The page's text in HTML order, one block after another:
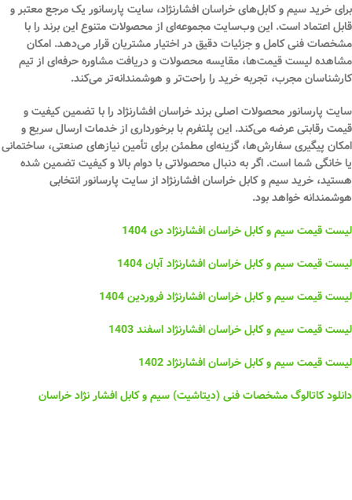
برای خرید سیم و کابل‌های خراسان افشارنژاد، سایت پارسانور یک مرجع معتبر و
قابل اعتماد است. این وب‌سایت مجموعه‌ای از محصولات متنوع این برند را با
مشخصات فنی کامل و جزئیات دقیق در اختیار مشتریان قرار می‌دهد. امکان
مشاهده لیست قیمت‌ها، مقایسه محصولات و دریافت مشاوره حرفه‌ای از تیم
کارشناسان مجرب، تجربه خرید را راحت‌تر و هوشمندانه‌تر می‌کند.
سایت پارسانور محصولات اصلی برند خراسان افشارنژاد را با تضمین کیفیت و
قیمت رقابتی عرضه می‌کند. این پلتفرم با برخورداری از خدمات ارسال سریع و
امکان پیگیری سفارش‌ها، گزینه‌ای مطمئن برای تأمین نیازهای صنعتی، ساختمانی
یا خانگی شما است. اگر به دنبال محصولاتی با دوام بالا و کیفیت تضمین شده
هستید، خرید سیم و کابل خراسان افشارنژاد از سایت پارسانور انتخابی
هوشمندانه خواهد بود.
لیست قیمت سیم و کابل خراسان افشارنژاد دی 1404
لیست قیمت سیم و کابل خراسان افشارنژاد آبان 1404
لیست قیمت سیم و کابل خراسان افشارنژاد فروردین 1404
لیست قیمت سیم و کابل خراسان افشارنژاد اسفند 1403
لیست قیمت سیم و کابل خراسان افشارنژاد 1402
دانلود کاتالوگ مشخصات فنی (دیتاشیت) سیم و کابل افشار نژاد خراسان